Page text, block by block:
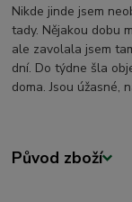
Nikde jinde jsem
tady. Nějakou dobu
ale zavolala jsem
dní. Do týdne šla
doma. Jsou úžasné,
Původ zboží